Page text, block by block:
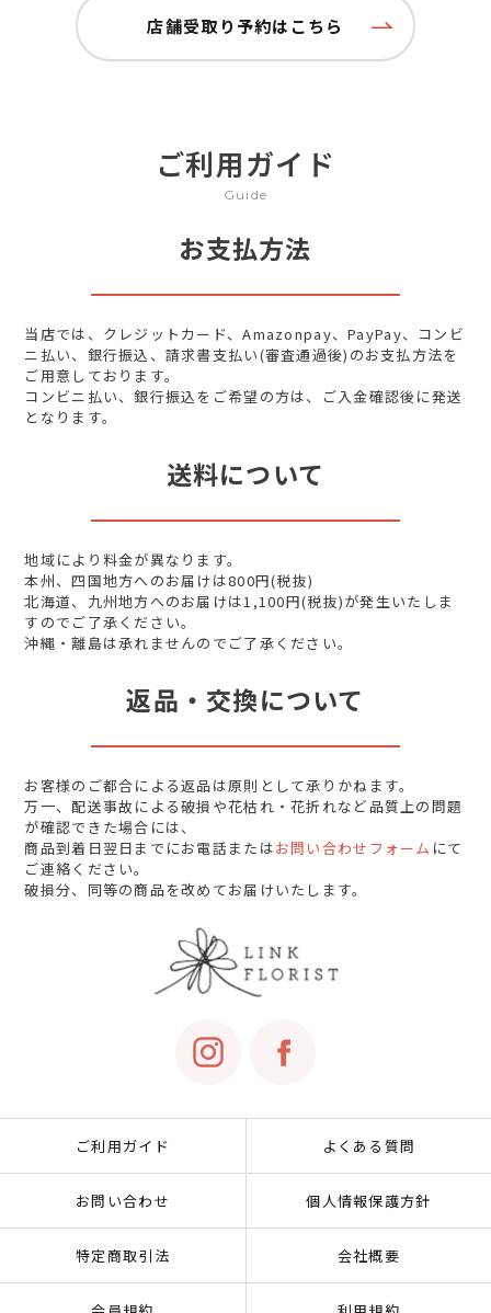
店舗受取り予約はこちら
ご利用ガイド
Guide
お支払方法
当店では、クレジットカード、Amazonpay、PayPay、コンビ
ニ払い、銀行振込、請求書支払い(審査通過後)のお支払方法を
ご用意しております。
コンビニ払い、銀行振込をご希望の方は、ご入金確認後に発送
となります。
送料について
地域により料金が異なります。
本州、四国地方へのお届けは800円(税抜)
北海道、九州地方へのお届けは1,100円(税抜)が発生いたしま
すのでご了承ください。
沖縄・離島は承れませんのでご了承ください。
返品・交換について
お客様のご都合による返品は原則として承りかねます。
万一、配送事故による破損や花枯れ・花折れなど品質上の問題
が確認できた場合には、
商品到着日翌日までにお電話またはお問い合わせフォーム にて
ご連絡ください。
破損分、同等の商品を改めてお届けいたします。
ご利用ガイド よくある質問
お問い合わせ 個人情報保護方針
特定商取引法 会社概要